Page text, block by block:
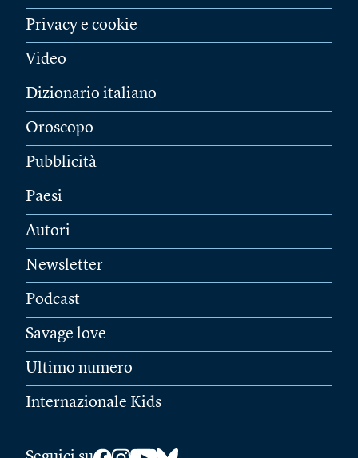
Privacy e cookie
Video
Dizionario italiano
Oroscopo
Pubblicità
Paesi
Autori
Newsletter
Podcast
Savage love
Ultimo numero
Internazionale Kids